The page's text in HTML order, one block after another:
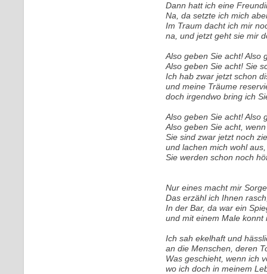
Dann hatt ich eine
Na, da setzte ich mich
Im Traum dacht ich mir
na, und jetzt geht sie mir
Also geben Sie acht! Also
Also geben Sie acht! Sie
Ich hab zwar jetzt schon
und meine Träume
doch irgendwo bring ich
Also geben Sie acht! Also
Also geben Sie acht,
Sie sind zwar jetzt noch
und lachen mich wohl
Sie werden schon noch
Nur eines macht mir
Das erzähl ich Ihnen
In der Bar, da war ein
und mit einem Male konnt
Ich sah ekelhaft und
an die Menschen, deren
Was geschieht, wenn ich
wo ich doch in meinem